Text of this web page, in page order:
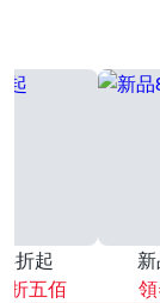
折起
折五佰